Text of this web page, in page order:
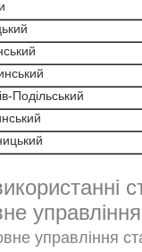
Подільський
управління